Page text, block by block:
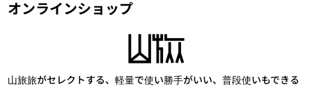
オンラインショップ
山旅旅がセレクトする、軽量で使い勝手がいい、普段使いもできる